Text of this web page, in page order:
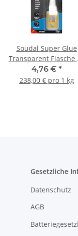
Soudal Super Glue
Transparent Flasche
g
4,76 € *
238,00 € pro 1 kg
Gesetzliche
Datenschutz
AGB